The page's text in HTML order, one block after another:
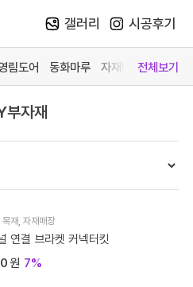
림도어 동화마루 자재매장전체보기
부자재
,목재 ,자재매장
연결 브라켓 커넥터킷
원 7%
갤러리 시공후기
문
문 (문의)
동화 강화마루
한솔 마루 (문의)
목재
스페이